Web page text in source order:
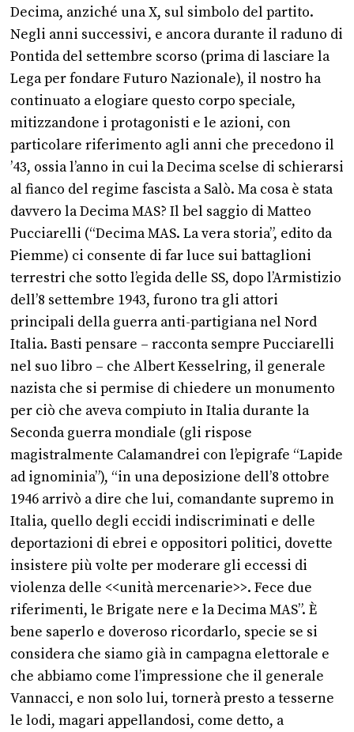
Decima, anziché una X, sul simbolo del partito.
Negli anni successivi, e ancora durante il raduno di
Pontida del settembre scorso (prima di lasciare la
Lega per fondare Futuro Nazionale), il nostro ha
continuato a elogiare questo corpo speciale,
mitizzandone i protagonisti e le azioni, con
particolare riferimento agli anni che precedono il
’43, ossia l’anno in cui la Decima scelse di schierarsi
al fianco del regime fascista a Salò. Ma cosa è stata
davvero la Decima MAS? Il bel saggio di Matteo
Pucciarelli (“Decima MAS. La vera storia”, edito da
Piemme) ci consente di far luce sui battaglioni
terrestri che sotto l’egida delle SS, dopo l’Armistizio
dell’8 settembre 1943, furono tra gli attori
principali della guerra anti-partigiana nel Nord
Italia. Basti pensare – racconta sempre Pucciarelli
nel suo libro – che Albert Kesselring, il generale
nazista che si permise di chiedere un monumento
per ciò che aveva compiuto in Italia durante la
Seconda guerra mondiale (gli rispose
magistralmente Calamandrei con l’epigrafe “Lapide
ad ignominia”), “in una deposizione dell’8 ottobre
1946 arrivò a dire che lui, comandante supremo in
Italia, quello degli eccidi indiscriminati e delle
deportazioni di ebrei e oppositori politici, dovette
insistere più volte per moderare gli eccessi di
violenza delle <<unità mercenarie>>. Fece due
riferimenti, le Brigate nere e la Decima MAS”. È
bene saperlo e doveroso ricordarlo, specie se si
considera che siamo già in campagna elettorale e
che abbiamo come l’impressione che il generale
Vannacci, e non solo lui, tornerà presto a tesserne
le lodi, magari appellandosi, come detto, a